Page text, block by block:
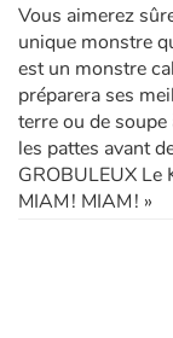
Vous aimerez
unique monstre
est un monstre
préparera ses
terre ou de
les pattes avant
GROBULEUX Le
MIAM ! MIAM ! »